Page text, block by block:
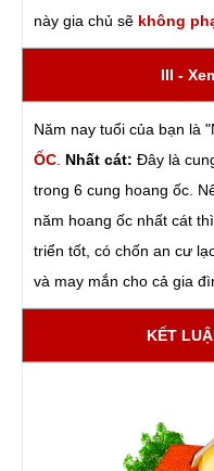
này gia chủ sẽ không
III -
Năm nay tuổi của bạn là
ỐC Nhất cát: Đây là
trong 6 cung hoang ốc.
năm hoang ốc nhất cát
triển tốt, có chốn an cư
và may mắn cho cả gia
KẾT